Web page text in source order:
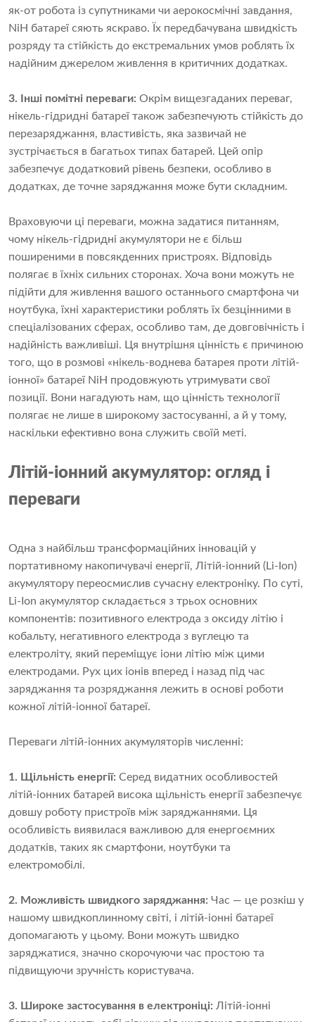
як-от робота із супутниками чи аерокосмічні завдання,
NiH батареї сяють яскраво. Їх передбачувана швидкість
розряду та стійкість до екстремальних умов роблять їх
надійним джерелом живлення в критичних додатках.
3. Інші помітні переваги: Окрім вищезгаданих переваг,
нікель-гідридні батареї також забезпечують стійкість до
перезаряджання, властивість, яка зазвичай не
зустрічається в багатьох типах батарей. Цей опір
забезпечує додатковий рівень безпеки, особливо в
додатках, де точне заряджання може бути складним.
Враховуючи ці переваги, можна задатися питанням,
чому нікель-гідридні акумулятори не є більш
поширеними в повсякденних пристроях. Відповідь
полягає в їхніх сильних сторонах. Хоча вони можуть не
підійти для живлення вашого останнього смартфона чи
ноутбука, їхні характеристики роблять їх безцінними в
спеціалізованих сферах, особливо там, де довговічність і
надійність важливіші. Ця внутрішня цінність є причиною
того, що в розмові «нікель-воднева батарея проти літій-
іонної» батареї NiH продовжують утримувати свої
позиції. Вони нагадують нам, що цінність технології
полягає не лише в широкому застосуванні, а й у тому,
наскільки ефективно вона служить своїй меті.
Літій-іонний акумулятор: огляд і
переваги
Одна з найбільш трансформаційних інновацій у
портативному накопичувачі енергії, Літій-іонний (Li-Ion)
акумуляторy переосмислив сучасну електроніку. По суті,
Li-Ion акумулятор складається з трьох основних
компонентів: позитивного електрода з оксиду літію і
кобальту, негативного електрода з вуглецю та
електроліту, який переміщує іони літію між цими
електродами. Рух цих іонів вперед і назад під час
заряджання та розряджання лежить в основі роботи
кожної літій-іонної батареї.
Переваги літій-іонних акумуляторів численні:
1. Щільність енергії: Серед видатних особливостей
літій-іонних батарей висока щільність енергії забезпечує
довшу роботу пристроїв між заряджаннями. Ця
особливість виявилася важливою для енергоємних
додатків, таких як смартфони, ноутбуки та
електромобілі.
2. Можливість швидкого заряджання: Час — це розкіш у
нашому швидкоплинному світі, і літій-іонні батареї
допомагають у цьому. Вони можуть швидко
заряджатися, значно скорочуючи час простою та
підвищуючи зручність користувача.
3. Широке застосування в електроніці: Літій-іонні